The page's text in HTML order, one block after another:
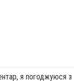
я погоджуюся з